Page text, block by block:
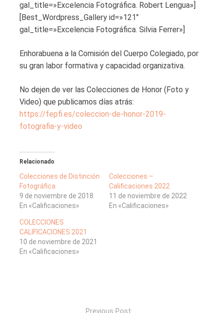
gal_title=»Excelencia Fotográfica. Robert Lengua»]
[Best_Wordpress_Gallery id=»121″
gal_title=»Excelencia Fotográfica. Silvia Ferrer»]
Enhorabuena a la Comisión del Cuerpo Colegiado, por
su gran labor formativa y capacidad organizativa.
No dejen de ver las Colecciones de Honor (Foto y
Video) que publicamos días atrás:
https://fepfi.es/coleccion-de-honor-2019-
fotografia-y-video
Relacionado
Colecciones de Distinción
Fotográfica
9 de noviembre de 2018
En «Calificaciones»
Colecciones –
Calificaciones 2022
11 de noviembre de 2022
En «Calificaciones»
COLECCIONES
CALIFICACIONES 2021
10 de noviembre de 2021
En «Calificaciones»